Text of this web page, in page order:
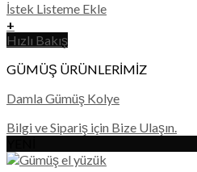
İstek Listeme Ekle
+
Hızlı Bakış
GÜMÜŞ ÜRÜNLERİMİZ
Damla Gümüş Kolye
Bilgi ve Sipariş için Bize Ulaşın.